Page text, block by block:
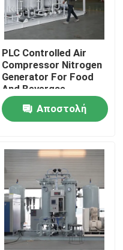
PLC Controlled Air
Compressor Nitrogen
Generator For Food
And Bevergae
Αποστολή